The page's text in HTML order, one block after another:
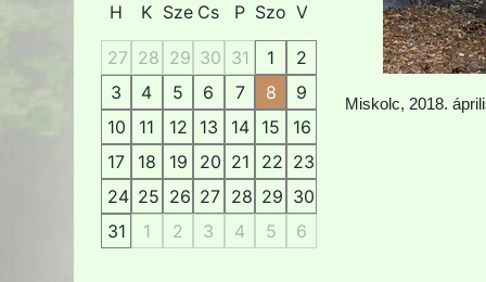
H
K Sze Cs P Szo V
27 28 29 30 31 1
2
3
4 5 6 7 8
9
10
11 12 13 14 15
16
17
18 19 20 21 22 23
24 25 26 27 28 29 30
31
1 2 3 4 5 6
Miskolc, 2018.